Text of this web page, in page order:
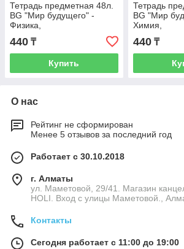
Тетрадь предметная 48л.
BG "Мир будущего" -
Физика,
металлизированный
картон
440 ₸
Купить
Тетрадь
BG "Мир
Химия,
картон
440₸
О нас
Рейтинг не сформирован
Менее 5 отзывов за последний год
Работает с 30.10.2018
г. Алматы
ул. Маметовой, 29/41. Магазин
HOLI. Вход с улицы Маметовой.,
Контакты
Сегодня работает с 11:00 до 19:00